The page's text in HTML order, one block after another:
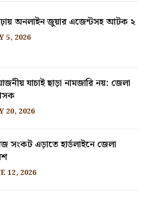
অনলাইন জুয়ার এজেন্টসহ আটক ২
5, 2026
যাচাই ছাড়া নামজারি নয়: জেলা
20, 2026
সংকট এড়াতে হার্ডলাইনে জেলা
12, 2026